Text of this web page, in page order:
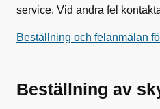
service. Vid andra fel
Beställning och felanmälan
Beställning av